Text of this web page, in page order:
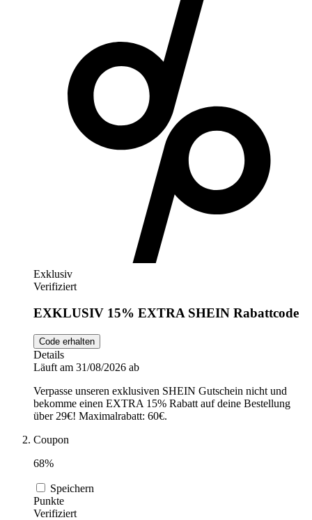
Sportstech
Oakley
Guess
Exklusiv
Verifiziert
EXKLUSIV 15% EXTRA SHEIN Rabattcode
Code erhalten
Details
Läuft am 31/08/2026 ab
Verpasse unseren exklusiven SHEIN Gutschein nicht und
bekomme einen EXTRA 15% Rabatt auf deine Bestellung
über 29€! Maximalrabatt: 60€.
Coupon
68%
Speichern
Punkte
Verifiziert